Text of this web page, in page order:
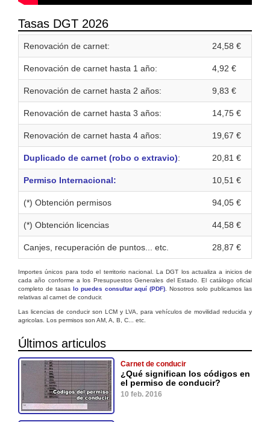
Tasas DGT 2026
Renovación de carnet: 24,58 €
Renovación de carnet hasta 1 año: 4,92 €
Renovación de carnet hasta 2 años: 9,83 €
Renovación de carnet hasta 3 años: 14,75 €
Renovación de carnet hasta 4 años: 19,67 €
Duplicado de carnet (robo o extravio): 20,81 €
Permiso Internacional: 10,51 €
(*) Obtención permisos 94,05 €
(*) Obtención licencias 44,58 €
Canjes, recuperación de puntos... etc. 28,87 €
Importes únicos para todo el territorio nacional. La DGT los actualiza a inicios de
cada año conforme a los Presupuestos Generales del Estado. El catálogo oficial
completo de tasas lo puedes consultar aquí (PDF) . Nosotros solo publicamos las
relativas al carnet de conducir.
Las licencias de conducir son LCM y LVA, para vehículos de movilidad reducida y
agricolas. Los permisos son AM, A, B, C... etc.
Últimos articulos
Carnet de conducir
¿Qué significan los códigos en
el permiso de conducir?
10 feb. 2016